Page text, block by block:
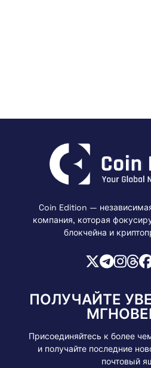
Coin Edition —
компания, которая
блокчейна и
ПОЛУЧАЙТЕ
Присоединяйтесь к более
и получайте последние
почтовый